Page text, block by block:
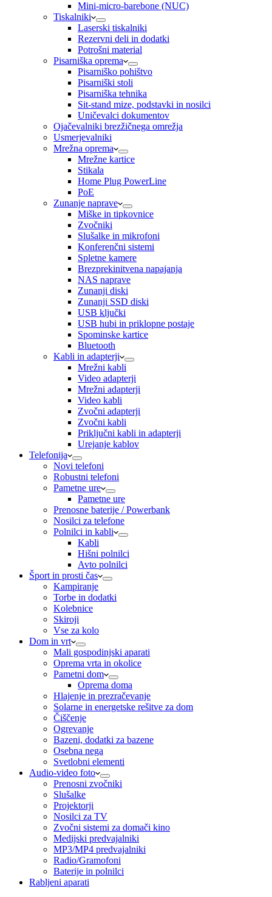
Mini-micro-barebone (NUC)
Tiskalniki
Laserski tiskalniki
Rezervni deli in dodatki
Potrošni material
Pisarniška oprema
Pisarniško pohištvo
Pisarniški stoli
Pisarniška tehnika
Sit-stand mize, podstavki in nosilci
Uničevalci dokumentov
Ojačevalniki brezžičnega omrežja
Usmerjevalniki
Mrežna oprema
Mrežne kartice
Stikala
Home Plug PowerLine
PoE
Zunanje naprave
Miške in tipkovnice
Zvočniki
Slušalke in mikrofoni
Konferenčni sistemi
Spletne kamere
Brezprekinitvena napajanja
NAS naprave
Zunanji diski
Zunanji SSD diski
USB ključki
USB hubi in priklopne postaje
Spominske kartice
Bluetooth
Kabli in adapterji
Mrežni kabli
Video adapterji
Mrežni adapterji
Video kabli
Zvočni adapterji
Zvočni kabli
Priključni kabli in adapterji
Urejanje kablov
Telefonija
Novi telefoni
Robustni telefoni
Pametne ure
Pametne ure
Prenosne baterije / Powerbank
Nosilci za telefone
Polnilci in kabli
Kabli
Hišni polnilci
Avto polnilci
Šport in prosti čas
Kampiranje
Torbe in dodatki
Kolebnice
Skiroji
Vse za kolo
Dom in vrt
Mali gospodinjski aparati
Oprema vrta in okolice
Pametni dom
Oprema doma
Hlajenje in prezračevanje
Solarne in energetske rešitve za dom
Čiščenje
Ogrevanje
Bazeni, dodatki za bazene
Osebna nega
Svetlobni elementi
Audio-video foto
Prenosni zvočniki
Slušalke
Projektorji
Nosilci za TV
Zvočni sistemi za domači kino
Medijski predvajalniki
MP3/MP4 predvajalniki
Radio/Gramofoni
Baterije in polnilci
Rabljeni aparati